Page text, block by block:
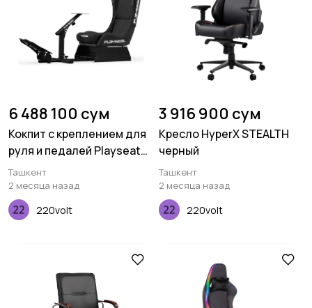
6 488 100 сум
Кокпит с креплением для
руля и педалей Playseat
Evolution PRO - ActiFit
Ташкент
2 месяца назад
220volt
3 916 900 сум
Кресло HyperX STEALTH
черный
Ташкент
2 месяца назад
220volt